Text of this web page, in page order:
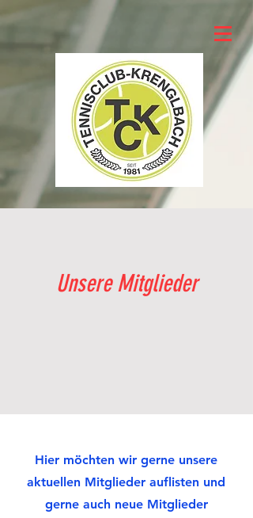
Unsere Mitglieder
Hier möchten wir gerne unsere
aktuellen Mitglieder auflisten und
gerne auch neue Mitglieder